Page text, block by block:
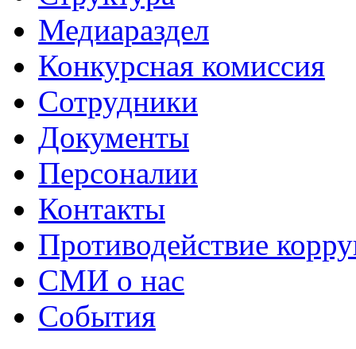
Медиараздел
Конкурсная комиссия
Сотрудники
Документы
Персоналии
Контакты
Противодействие
СМИ о нас
События